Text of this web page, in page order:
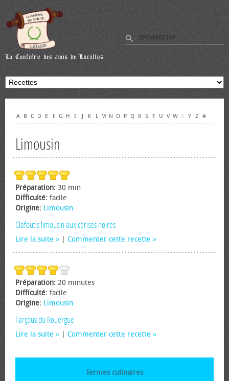
A B C D E F G H I J K L M N O P Q R S T U V W X Y Z #
Limousin
Préparation: 30 min
Difficulté: facile
Origine: Limousin
Clafoutis limousin aux cerises noires
Lire la suite Commenter cette recette
Préparation: 20 minutes
Difficulté: facile
Origine: Limousin
Farçous du Rouergue
Lire la suite Commenter cette recette
Termes culinaires